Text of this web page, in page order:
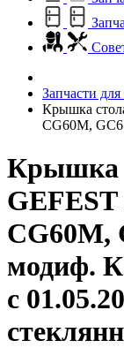
Запчасти
Крышка
CG60M,
Крышка
GEFEST
CG60M,
модиф.
с